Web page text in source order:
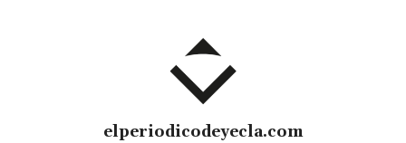
elperiodicodeyecla.com